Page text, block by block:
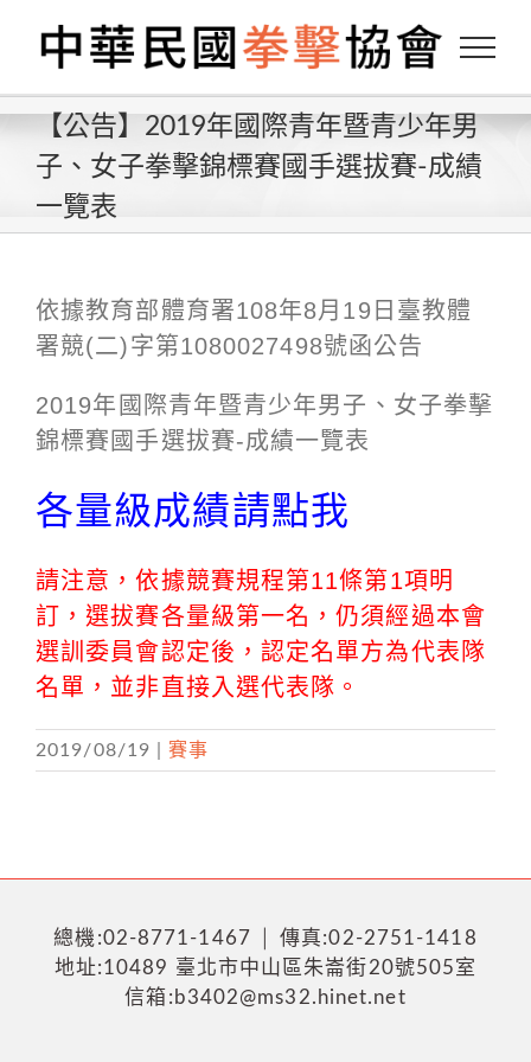
content
【公告】2019年國際青年暨青少年男
子、女子拳擊錦標賽國手選拔賽-成績
一覽表
依據教育部體育署108年8月19日臺教體
署競(二)字第1080027498號函公告
2019年國際青年暨青少年男子、女子拳擊
錦標賽國手選拔賽-成績一覽表
各量級成績請點我
請注意，依據競賽規程第11條第1項明
訂，選拔賽各量級第一名，仍須經過本會
選訓委員會認定後，認定名單方為代表隊
名單，並非直接入選代表隊。
2019/08/19 賽事
總機:02-8771-1467 │ 傳真:02-2751-1418
地址:10489 臺北市中山區朱崙街20號505室
信箱:b3402@ms32.hinet.net